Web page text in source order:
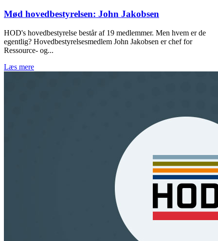
Mød hovedbestyrelsen: John Jakobsen
HOD's hovedbestyrelse består af 19 medlemmer. Men hvem er de
egentlig? Hovedbestyrelsesmedlem John Jakobsen er chef for
Ressource- og...
Læs mere